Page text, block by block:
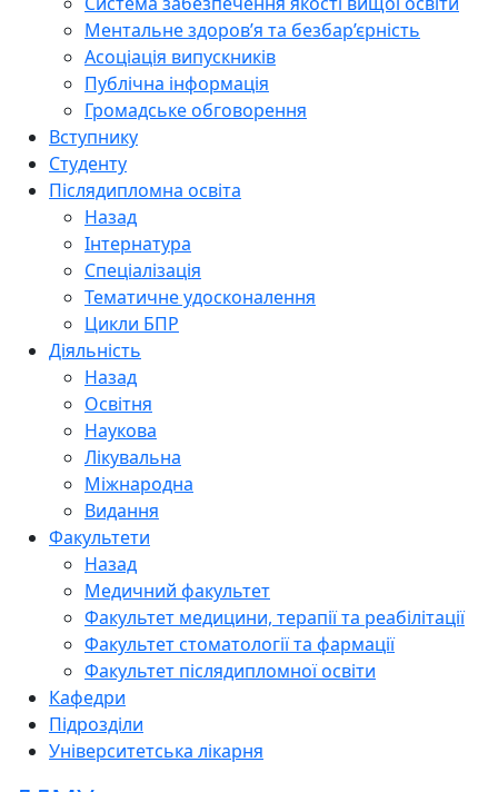
Ментальне здоров’я та безбар’єрність
Асоціація випускників
Публічна інформація
Громадське обговорення
Вступнику
Студенту
Післядипломна освіта
Назад
Інтернатура
Спеціалізація
Тематичне удосконалення
Цикли БПР
Діяльність
Назад
Освітня
Наукова
Лікувальна
Міжнародна
Видання
Факультети
Назад
Медичний факультет
Факультет медицини, терапії та реабілітації
Факультет стоматології та фармації
Факультет післядипломної освіти
Кафедри
Підрозділи
Університетська лікарня